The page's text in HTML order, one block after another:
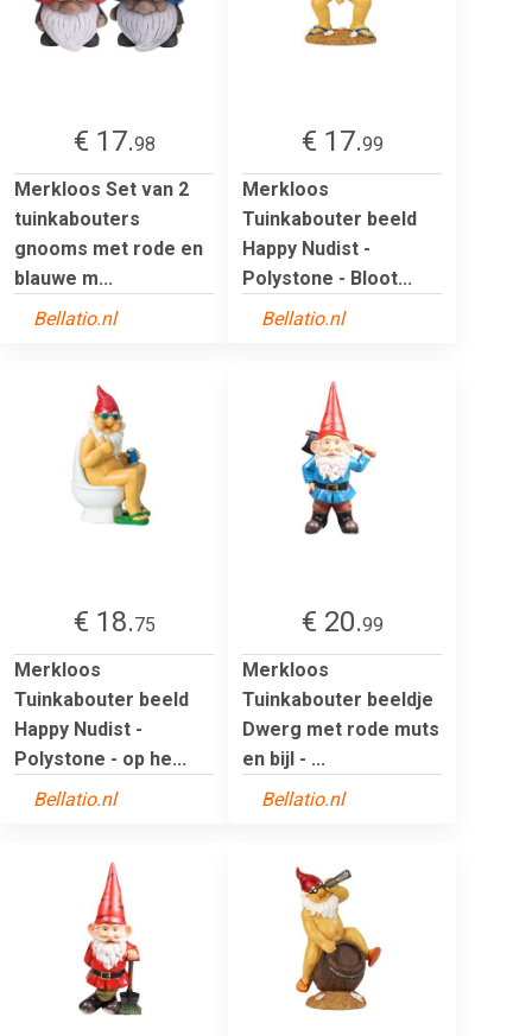
€ 17.98
Merkloos Set van 2
tuinkabouters
gnooms met rode en
blauwe m...
Bellatio.nl
€ 17.99
Merkloos
Tuinkabouter beeld
Happy Nudist -
Polystone - Bloot...
Bellatio.nl
€ 18.75
Merkloos
Tuinkabouter beeld
Happy Nudist -
Polystone - op he...
Bellatio.nl
€ 20.99
Merkloos
Tuinkabouter beeldje
Dwerg met rode muts
en bijl - ...
Bellatio.nl